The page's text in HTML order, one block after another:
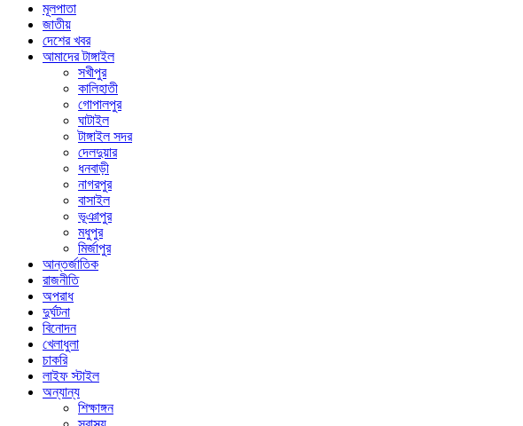
মূলপাতা
জাতীয়
দেশের খবর
আমাদের টাঙ্গাইল
সখীপুর
কালিহাতী
গোপালপুর
ঘাটাইল
টাঙ্গাইল সদর
দেলদুয়ার
ধনবাড়ী
নাগরপুর
বাসাইল
ভূঞাপুর
মধুপুর
মির্জাপুর
আন্তর্জাতিক
রাজনীতি
অপরাধ
দুর্ঘটনা
বিনোদন
খেলাধুলা
চাকরি
লাইফ স্টাইল
অন্যান্য
শিক্ষাঙ্গন